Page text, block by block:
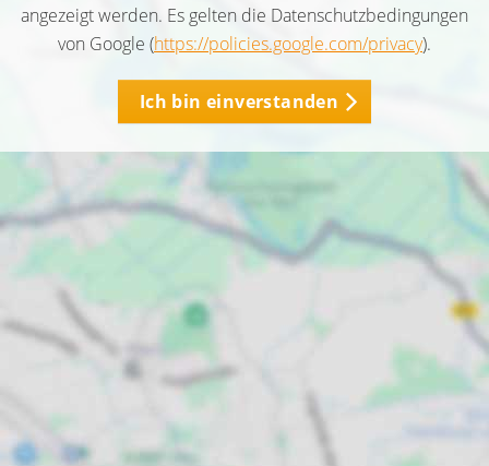
angezeigt werden. Es gelten die Datenschutzbedingungen
von Google (https://policies.google.com/privacy).
Ich bin einverstanden